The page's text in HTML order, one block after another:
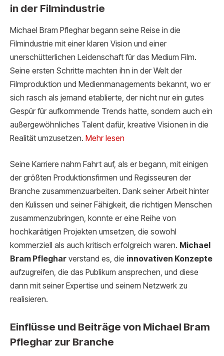
in der Filmindustrie
Michael Bram Pfleghar begann seine Reise in die
Filmindustrie mit einer klaren Vision und einer
unerschütterlichen Leidenschaft für das Medium Film.
Seine ersten Schritte machten ihn in der Welt der
Filmproduktion und Medienmanagements bekannt, wo er
sich rasch als jemand etablierte, der nicht nur ein gutes
Gespür für aufkommende Trends hatte, sondern auch ein
außergewöhnliches Talent dafür, kreative Visionen in die
Realität umzusetzen. Mehr lesen
Seine Karriere nahm Fahrt auf, als er begann, mit einigen
der größten Produktionsfirmen und Regisseuren der
Branche zusammenzuarbeiten. Dank seiner Arbeit hinter
den Kulissen und seiner Fähigkeit, die richtigen Menschen
zusammenzubringen, konnte er eine Reihe von
hochkarätigen Projekten umsetzen, die sowohl
kommerziell als auch kritisch erfolgreich waren. Michael
Bram Pfleghar verstand es, die innovativen Konzepte
aufzugreifen, die das Publikum ansprechen, und diese
dann mit seiner Expertise und seinem Netzwerk zu
realisieren.
Einflüsse und Beiträge von Michael Bram
Pfleghar zur Branche